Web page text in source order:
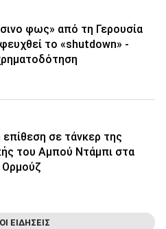
φως» από τη Γερουσία
το «shutdown» -
επίθεση σε τάνκερ της
του Αμπού Ντάμπι στα
Ορμούζ
ΕΙΔΗΣΕΙΣ